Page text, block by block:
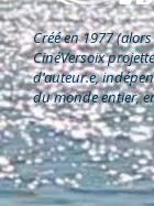
Créé en 1977
CinéVersoix
d'auteur.e,
du monde entier,